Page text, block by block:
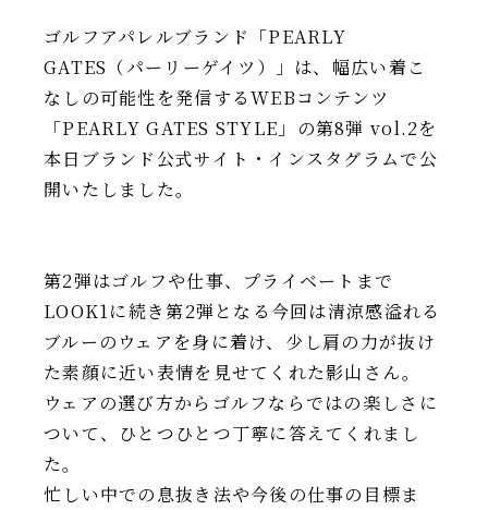
ゴルフアパレルブランド「PEARLY
GATES（パーリーゲイツ）」は、幅広い着こ
なしの可能性を発信するWEBコンテンツ
「PEARLY GATES STYLE」の第8弾 vol.2を
本日ブランド公式サイト・インスタグラムで公
開いたしました。
第2弾はゴルフや仕事、プライベートまで
LOOK1に続き第2弾となる今回は清涼感溢れる
ブルーのウェアを身に着け、少し肩の力が抜け
た素顔に近い表情を見せてくれた影山さん。
ウェアの選び方からゴルフならではの楽しさに
ついて、ひとつひとつ丁寧に答えてくれまし
た。
忙しい中での息抜き法や今後の仕事の目標ま